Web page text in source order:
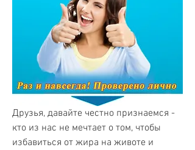
Друзья, давайте честно признаемся -
кто из нас не мечтает о том, чтобы
избавиться от жира на животе и